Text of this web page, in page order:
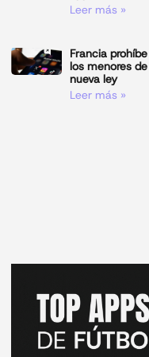
Leer más »
Francia
los menores
nueva ley
Leer más »